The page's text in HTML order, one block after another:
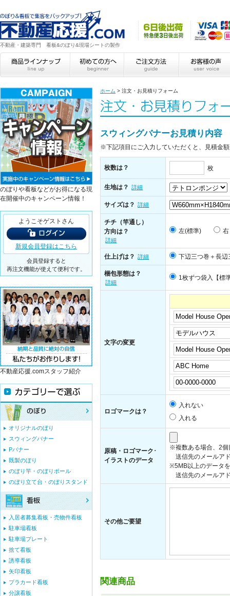
不動産・建築専門 看板&のぼり&現場シートの製作
ホーム > 注文・お見積りフォーム
スウィングバナーお見積り内容
※下記項目にご入力していただくと、見積金
枚数は？ 枚
生地は？ 詳細
サイズは？ 詳細
チチ（竿通し）
方向は？
詳細
左(標準) 右
仕上げは？ 詳細 下辺三つ巻＋長辺
梱包形態は？
詳細
1枚ずつ袋入【標
文字の変更
ロゴマークは？
入れない
入れる
原稿・ロゴマーク･
イラストのデータ
※複数ある場合、2個
送信先のメールア
※5MB以上のデータ
送信先のメールア
その他ご要望
関連商品
のぼりや看板などがお得になる現
在開催中のキャンペーン情報！
ようこそゲストさん
新規会員登録はこちら
会員登録すると
再注文機能が使えて便利です。
不動産応援.comスタッフ紹介
オリジナルのぼり
スウィングバナー
Pバナー
既製のぼり
のぼり竿・のぼりポール
のぼり立て台・のぼりスタンド
入居者募集看板・売物件看板
駐車場看板
駐車場プレート
捨て看板
誘導看板
矢印看板
プラカード看板
分譲看板